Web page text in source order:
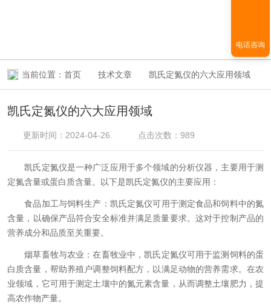
当前位置： 首页 技术文章 凯氏定氮仪的六大应用领域
凯氏定氮仪的六大应用领域
更新时间：2024-04-26 点击次数：989
凯氏定氮仪是一种广泛应用于多个领域的分析仪器，主要用于测
定氮含量或蛋白质含量。以下是凯氏定氮仪的主要应用：
食品加工与饲料生产：凯氏定氮仪可用于测定食品和饲料中的氮
含量，以确保产品符合安全标准并满足质量要求。这对于控制产品的
营养成分和品质至关重要。
烟草畜牧与农业：在畜牧业中，凯氏定氮仪可用于监测饲料的蛋
白质含量，帮助养殖户调整饲料配方，以满足动物的营养需求。在农
业领域，它可用于测定土壤中的氮元素含量，从而调整土壤肥力，提
高农作物产量。
电话咨询